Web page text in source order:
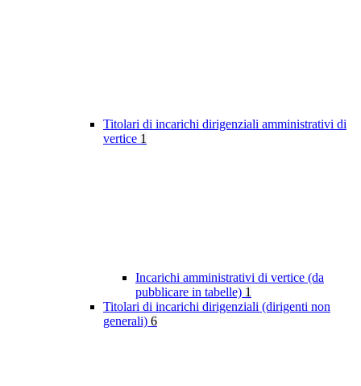
Titolari di incarichi dirigenziali amministrativi di
vertice 1
Incarichi amministrativi di vertice (da
pubblicare in tabelle) 1
Titolari di incarichi dirigenziali (dirigenti non
generali) 6